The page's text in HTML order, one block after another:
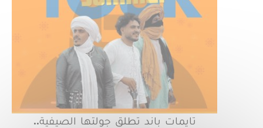
تايمات باند تطلق جولتها الصيفية..